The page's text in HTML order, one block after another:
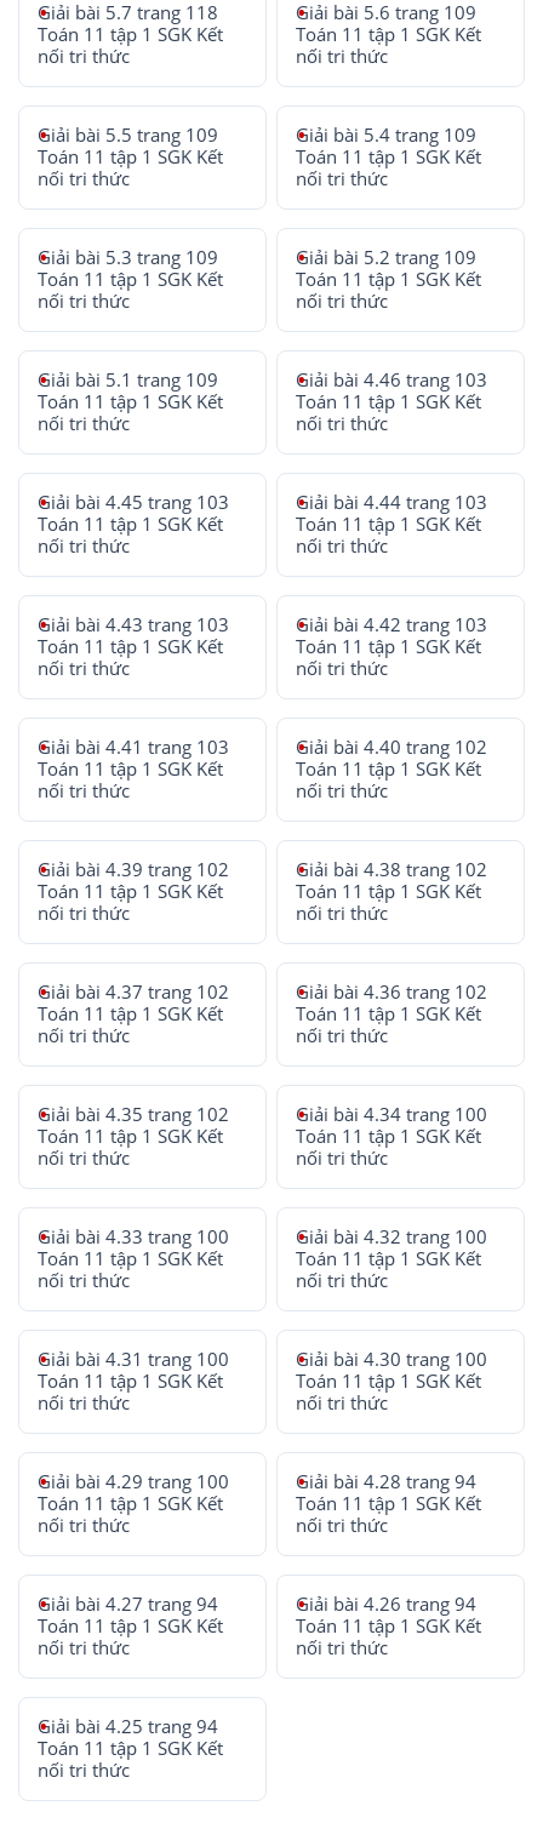
Giải bài 5.7 trang 118
Toán 11 tập 1 SGK Kết
nối tri thức
Giải bài 5.6 trang 109
Toán 11 tập 1 SGK Kết
nối tri thức
Giải bài 5.5 trang 109
Toán 11 tập 1 SGK Kết
nối tri thức
Giải bài 5.4 trang 109
Toán 11 tập 1 SGK Kết
nối tri thức
Giải bài 5.3 trang 109
Toán 11 tập 1 SGK Kết
nối tri thức
Giải bài 5.2 trang 109
Toán 11 tập 1 SGK Kết
nối tri thức
Giải bài 5.1 trang 109
Toán 11 tập 1 SGK Kết
nối tri thức
Giải bài 4.46 trang 103
Toán 11 tập 1 SGK Kết
nối tri thức
Giải bài 4.45 trang 103
Toán 11 tập 1 SGK Kết
nối tri thức
Giải bài 4.44 trang 103
Toán 11 tập 1 SGK Kết
nối tri thức
Giải bài 4.43 trang 103
Toán 11 tập 1 SGK Kết
nối tri thức
Giải bài 4.42 trang 103
Toán 11 tập 1 SGK Kết
nối tri thức
Giải bài 4.41 trang 103
Toán 11 tập 1 SGK Kết
nối tri thức
Giải bài 4.40 trang 102
Toán 11 tập 1 SGK Kết
nối tri thức
Giải bài 4.39 trang 102
Toán 11 tập 1 SGK Kết
nối tri thức
Giải bài 4.38 trang 102
Toán 11 tập 1 SGK Kết
nối tri thức
Giải bài 4.37 trang 102
Toán 11 tập 1 SGK Kết
nối tri thức
Giải bài 4.36 trang 102
Toán 11 tập 1 SGK Kết
nối tri thức
Giải bài 4.35 trang 102
Toán 11 tập 1 SGK Kết
nối tri thức
Giải bài 4.34 trang 100
Toán 11 tập 1 SGK Kết
nối tri thức
Giải bài 4.33 trang 100
Toán 11 tập 1 SGK Kết
nối tri thức
Giải bài 4.32 trang 100
Toán 11 tập 1 SGK Kết
nối tri thức
Giải bài 4.31 trang 100
Toán 11 tập 1 SGK Kết
nối tri thức
Giải bài 4.30 trang 100
Toán 11 tập 1 SGK Kết
nối tri thức
Giải bài 4.29 trang 100
Toán 11 tập 1 SGK Kết
nối tri thức
Giải bài 4.28 trang 94
Toán 11 tập 1 SGK Kết
nối tri thức
Giải bài 4.27 trang 94
Toán 11 tập 1 SGK Kết
nối tri thức
Giải bài 4.26 trang 94
Toán 11 tập 1 SGK Kết
nối tri thức
Giải bài 4.25 trang 94
Toán 11 tập 1 SGK Kết
nối tri thức